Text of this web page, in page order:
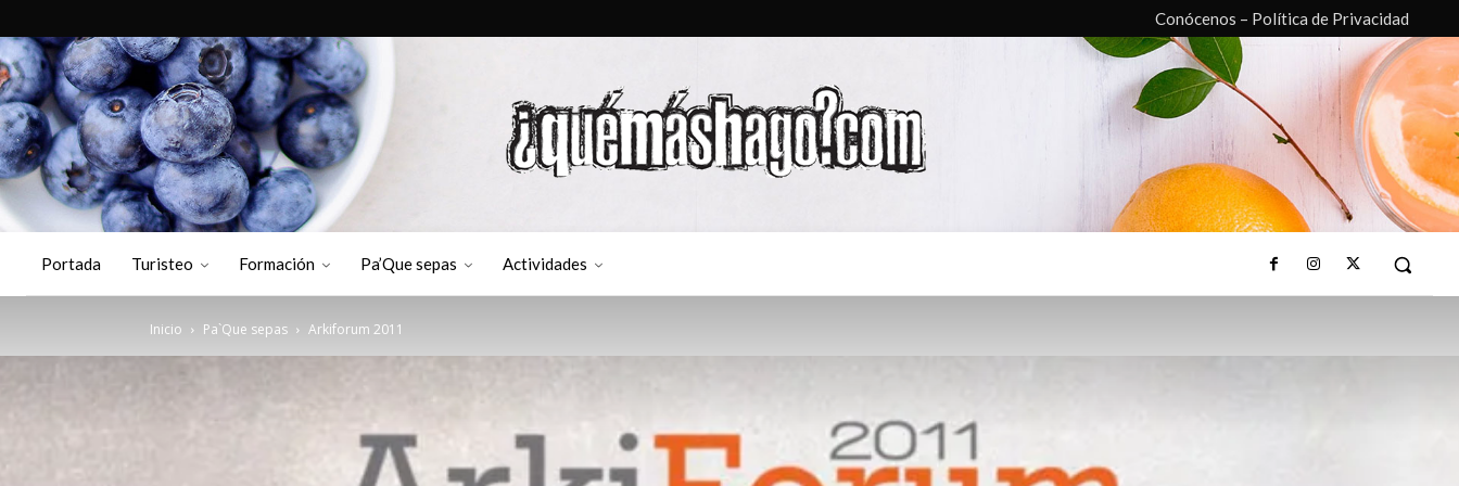
Conócenos – Política de Privacidad
Portada Turisteo Formación Pa’Que sepas Actividades
Inicio Pa`Que sepas Arkiforum 2011